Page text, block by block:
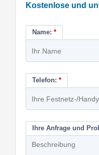
Kostenlose und
Name: *
Telefon: *
Ihre Anfrage und